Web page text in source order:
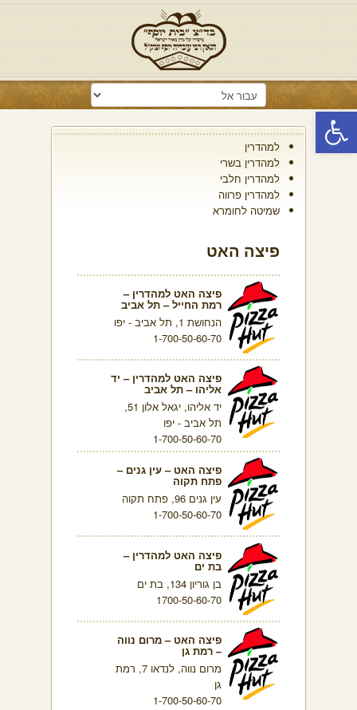
פתח סרגל נגישות
למהדרין
למהדרין בשרי
למהדרין חלבי
למהדרין פרווה
שמיטה לחומרא
פיצה האט
פיצה האט למהדרין –
רמת החייל – תל אביב
הנחושת 1, תל אביב - יפו
1-700-50-60-70
פיצה האט למהדרין – יד
אליהו – תל אביב
יד אליהו, יגאל אלון 51,
תל אביב - יפו
1-700-50-60-70
פיצה האט – עין גנים –
פתח תקוה
עין גנים 96, פתח תקוה
1-700-50-60-70
פיצה האט למהדרין –
בת ים
בן גוריון 134, בת ים
1700-50-60-70
פיצה האט – מרום נווה
– רמת גן
מרום נווה, לנדאו 7, רמת
גן
1-700-50-60-70